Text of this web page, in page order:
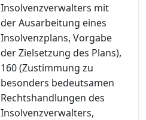
Insolvenzverwalters mit
der Ausarbeitung eines
Insolvenzplans, Vorgabe
der Zielsetzung des Plans),
160 (Zustimmung zu
besonders bedeutsamen
Rechtshandlungen des
Insolvenzverwalters,